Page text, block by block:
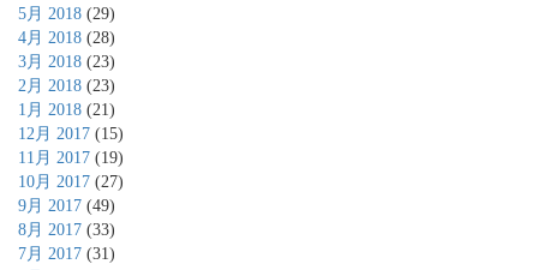
5月 2018 (29)
4月 2018 (28)
3月 2018 (23)
2月 2018 (23)
1月 2018 (21)
12月 2017 (15)
11月 2017 (19)
10月 2017 (27)
9月 2017 (49)
8月 2017 (33)
7月 2017 (31)